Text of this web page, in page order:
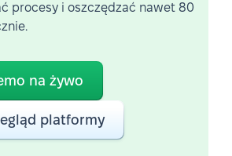
procesy i oszczędzać nawet 80
na żywo
platformy